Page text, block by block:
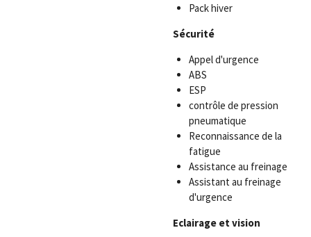
Pack hiver
Sécurité
Appel d'urgence
ABS
ESP
contrôle de pression
pneumatique
Reconnaissance de la
fatigue
Assistance au freinage
Assistant au freinage
d'urgence
Eclairage et vision